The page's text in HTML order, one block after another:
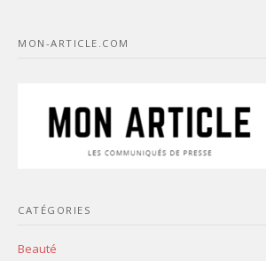
MON-ARTICLE.COM
CATÉGORIES
Beauté